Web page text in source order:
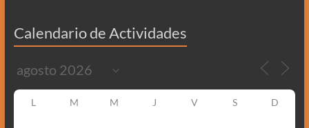
Calendario de Actividades
L M M J V S D